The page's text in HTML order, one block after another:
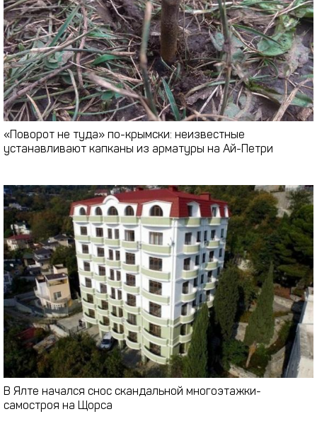
«Поворот не туда» по-крымски: неизвестные
устанавливают капканы из арматуры на Ай-Петри
В Ялте начался снос скандальной многоэтажки-
самостроя на Щорса